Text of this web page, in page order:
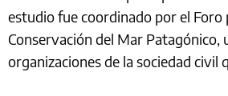
estudio fue coordinado por el Foro
Conservación del Mar Patagónico,
organizaciones de la sociedad civil